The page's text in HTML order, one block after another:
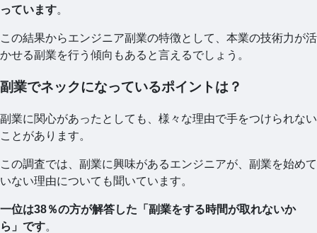
っています。
この結果からエンジニア副業の特徴として、本業の技術力が活
かせる副業を行う傾向もあると言えるでしょう。
副業でネックになっているポイントは？
副業に関心があったとしても、様々な理由で手をつけられない
ことがあります。
この調査では、副業に興味があるエンジニアが、副業を始めて
いない理由についても聞いています。
一位は38％の方が解答した「副業をする時間が取れないか
ら」です。